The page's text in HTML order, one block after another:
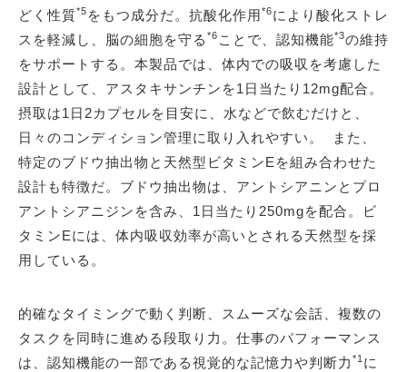
どく性質*5 をもつ成分だ。抗酸化作用*6により酸化ストレ
スを軽減し、脳の細胞を守る *6 ことで、認知機能*3の維持
をサポートする。本製品では、体内での吸収を考慮した
設計として、アスタキサンチンを1日当たり12mg配合。
摂取は1日2カプセルを目安に、水などで飲むだけと、
日々のコンディション管理に取り入れやすい。 また、
特定のブドウ抽出物と天然型ビタミンEを組み合わせた
設計も特徴だ。ブドウ抽出物は、アントシアニンとプロ
アントシアニジンを含み、1日当たり250mgを配合。ビ
タミンEには、体内吸収効率が高いとされる天然型を採
用している。
的確なタイミングで動く判断、スムーズな会話、複数の
タスクを同時に進める段取り力。仕事のパフォーマンス
は、認知機能の一部である視覚的な記憶力や判断力 *1に